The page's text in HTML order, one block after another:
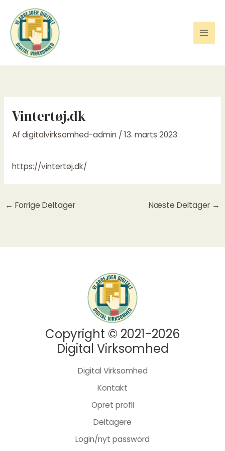
indholdet
Vintertøj.dk
Af digitalvirksomhed-admin / 13. marts 2023
https://vintertøj.dk/
← Forrige Deltager Næste Deltager →
Copyright © 2021-2026
Digital Virksomhed
Digital Virksomhed
Kontakt
Opret profil
Deltagere
Login/nyt password